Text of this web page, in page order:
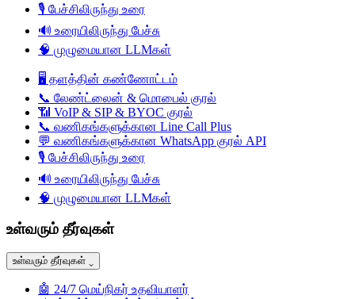
🎙️ பேச்சிலிருந்து உரை
🔊 உரையிலிருந்து பேச்சு
🧠 முழுமையான LLMகள்
🖥️ தளத்தின் கண்ணோட்டம்
📞 லேண்ட்லைன் & மொபைல் குரல்
📶 VoIP & SIP & BYOC குரல்
📞 வணிகங்களுக்கான Line Call Plus
💬 வணிகங்களுக்கான WhatsApp குரல் API
🎙️ பேச்சிலிருந்து உரை
🔊 உரையிலிருந்து பேச்சு
🧠 முழுமையான LLMகள்
உள்வரும் தீர்வுகள்
உள்வரும் தீர்வுகள்
🤖 24/7 மெய்நிகர் உதவியாளர்